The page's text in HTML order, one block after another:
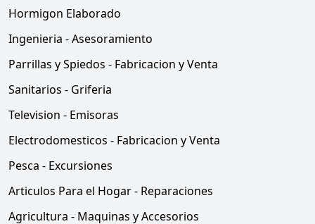
Hormigon Elaborado
Ingenieria - Asesoramiento
Parrillas y Spiedos - Fabricacion y Venta
Sanitarios - Griferia
Television - Emisoras
Electrodomesticos - Fabricacion y Venta
Pesca - Excursiones
Articulos Para el Hogar - Reparaciones
Agricultura - Maquinas y Accesorios